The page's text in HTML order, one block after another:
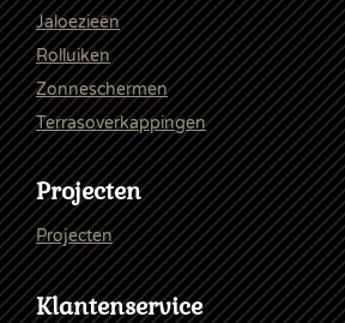
Jaloezieën
Rolluiken
Zonneschermen
Terrasoverkappingen
Projecten
Projecten
Klantenservice